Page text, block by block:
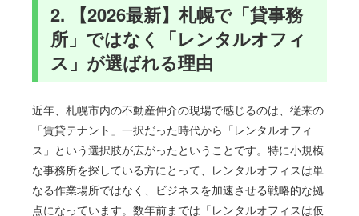
2. 【2026最新】札幌で「貸事務
所」ではなく「レンタルオフィ
ス」が選ばれる理由
近年、札幌市内の不動産仲介の現場で感じるのは、従来の
「賃貸テナント」一択だった時代から「レンタルオフィ
ス」という選択肢が広がったということです。特に小規模
な事務所を探している方にとって、レンタルオフィスは単
なる作業場所ではなく、ビジネスを加速させる戦略的な拠
点になっています。数年前までは「レンタルオフィスは仮